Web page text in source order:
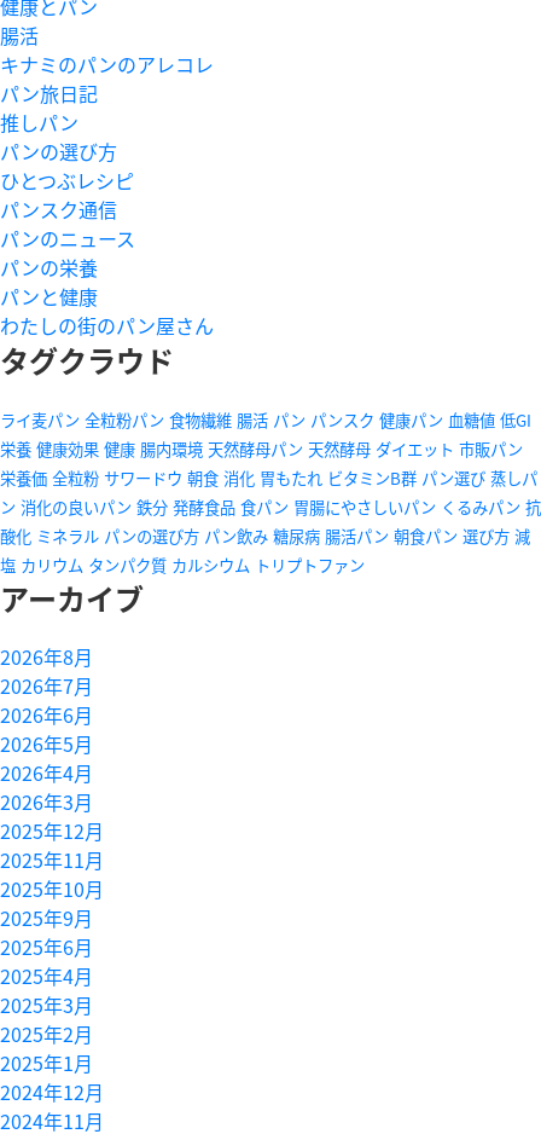
健康とパン
腸活
キナミのパンのアレコレ
パン旅日記
推しパン
パンの選び方
ひとつぶレシピ
パンスク通信
パンのニュース
パンの栄養
パンと健康
わたしの街のパン屋さん
タグクラウド
ライ麦パン 全粒粉パン 食物繊維 腸活 パン パンスク 健康パン 血糖値 低GI
栄養 健康効果 健康 腸内環境 天然酵母パン 天然酵母 ダイエット 市販パン
栄養価 全粒粉 サワードウ 朝食 消化 胃もたれ ビタミンB群 パン選び 蒸しパ
ン 消化の良いパン 鉄分 発酵食品 食パン 胃腸にやさしいパン くるみパン 抗
酸化 ミネラル パンの選び方 パン飲み 糖尿病 腸活パン 朝食パン 選び方 減
塩 カリウム タンパク質 カルシウム トリプトファン
アーカイブ
2026年8月
2026年7月
2026年6月
2026年5月
2026年4月
2026年3月
2025年12月
2025年11月
2025年10月
2025年9月
2025年6月
2025年4月
2025年3月
2025年2月
2025年1月
2024年12月
2024年11月